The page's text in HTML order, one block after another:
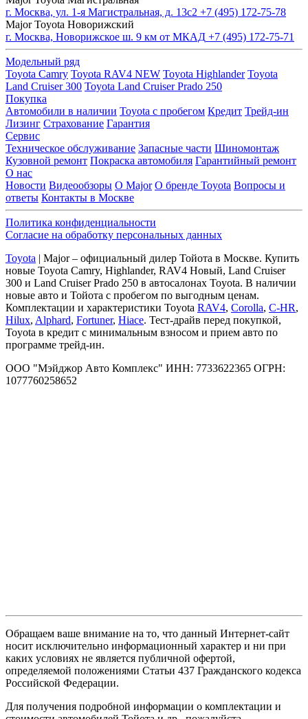
г. Москва, ул. 1-я Магистральная, д. 13с2 +7 (495) 172-75-78
Major Toyota Новорижский
г. Москва, Новорижское ш. 9 км от МКАД +7 (495) 172-75-71
Модельный ряд
Toyota Camry Toyota RAV4 NEW Toyota Highlander Toyota
Land Cruiser 300 Toyota Land Cruiser Prado 250
Покупка
Автомобили в наличии Toyota с пробегом Кредит Трейд-ин
Лизинг Страхование Гарантия
Сервис
Техническое обслуживание Запасные части Шиномонтаж
Кузовной ремонт Покраска автомобиля Гарантийный ремонт
О нас
Новости Видеообзоры О Major О бренде Toyota Вопросы и
ответы Контакты в Москве
Политика конфиденциальности
Согласие на обработку персональных данных
Toyota | Major – официальный дилер Тойота в Москве. Купить
новые Toyota Camry, Highlander, RAV4 Новый, Land Cruiser
300 и Land Cruiser Prado 250 в автосалонах Toyota. В наличии
новые авто и Тойота с пробегом по выгодным ценам.
Комплектации и характеристики Toyota RAV4, Corolla, C-HR,
Hilux, Alphard, Fortuner, Hiace. Тест-драйв перед покупкой,
Toyota в кредит с минимальным взносом и прием авто по
программе трейд-ин.
ООО "Мэйджор Авто Комплекс" ИНН: 7733622365 ОГРН:
1077760258652
Обращаем ваше внимание на то, что данный Интернет-сайт
носит исключительно информационный характер и ни при
каких условиях не является публичной офертой,
определяемой положениями Статьи 437 Гражданского кодекса
Российской Федерации.
Для получения подробной информации о комплектации и